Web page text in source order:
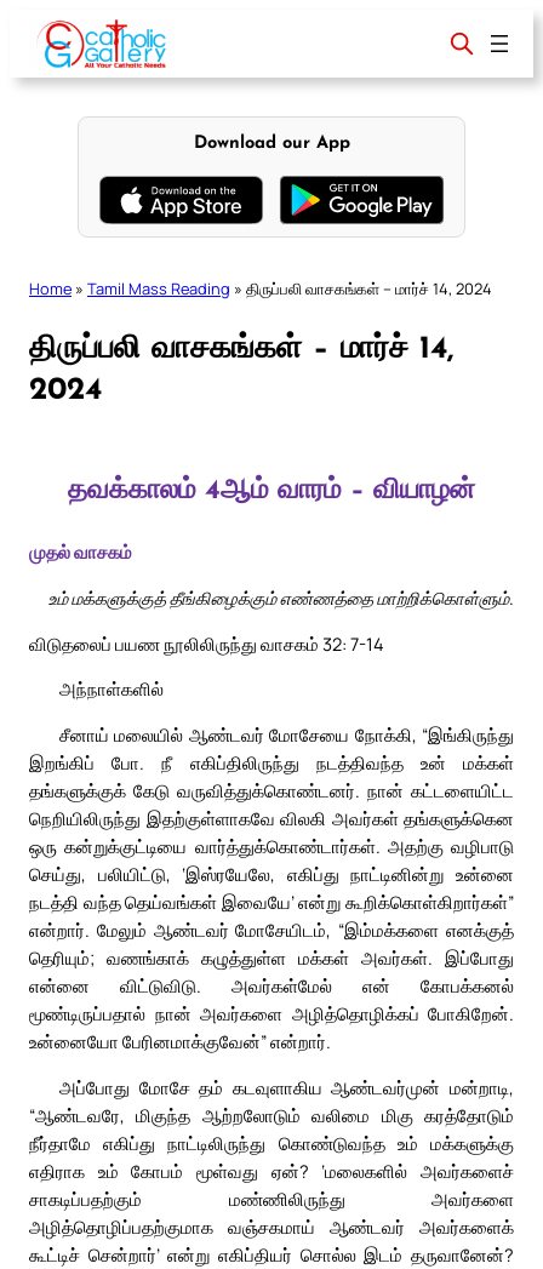
content
Download our App
Home » Tamil Mass Reading » திருப்பலி வாசகங்கள் – மார்ச் 14, 2024
திருப்பலி வாசகங்கள் – மார்ச் 14,
2024
தவக்காலம் 4ஆம் வாரம் – வியாழன்
முதல் வாசகம்
உம் மக்களுக்குத் தீங்கிழைக்கும் எண்ணத்தை மாற்றிக்கொள்ளும்.
விடுதலைப் பயண நூலிலிருந்து வாசகம் 32: 7-14
அந்நாள்களில்
சீனாய் மலையில் ஆண்டவர் மோசேயை நோக்கி, “இங்கிருந்து
இறங்கிப் போ. நீ எகிப்திலிருந்து நடத்திவந்த உன் மக்கள்
தங்களுக்குக் கேடு வருவித்துக்கொண்டனர். நான் கட்டளையிட்ட
நெறியிலிருந்து இதற்குள்ளாகவே விலகி அவர்கள் தங்களுக்கென
ஒரு கன்றுக்குட்டியை வார்த்துக்கொண்டார்கள். அதற்கு வழிபாடு
செய்து, பலியிட்டு, ‘இஸ்ரயேலே, எகிப்து நாட்டினின்று உன்னை
நடத்தி வந்த தெய்வங்கள் இவையே’ என்று கூறிக்கொள்கிறார்கள்”
என்றார். மேலும் ஆண்டவர் மோசேயிடம், “இம்மக்களை எனக்குத்
தெரியும்; வணங்காக் கழுத்துள்ள மக்கள் அவர்கள். இப்போது
என்னை விட்டுவிடு. அவர்கள்மேல் என் கோபக்கனல்
மூண்டிருப்பதால் நான் அவர்களை அழித்தொழிக்கப் போகிறேன்.
உன்னையோ பேரினமாக்குவேன்” என்றார்.
அப்போது மோசே தம் கடவுளாகிய ஆண்டவர்முன் மன்றாடி,
“ஆண்டவரே, மிகுந்த ஆற்றலோடும் வலிமை மிகு கரத்தோடும்
நீர்தாமே எகிப்து நாட்டிலிருந்து கொண்டுவந்த உம் மக்களுக்கு
எதிராக உம் கோபம் மூள்வது ஏன்? ‘மலைகளில் அவர்களைச்
சாகடிப்பதற்கும் மண்ணிலிருந்து அவர்களை
அழித்தொழிப்பதற்குமாக வஞ்சகமாய் ஆண்டவர் அவர்களைக்
கூட்டிச் சென்றார்’ என்று எகிப்தியர் சொல்ல இடம் தருவானேன்?